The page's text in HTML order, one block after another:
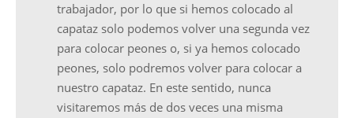
trabajador, por lo que si hemos colocado al
capataz solo podemos volver una segunda vez
para colocar peones o, si ya hemos colocado
peones, solo podremos volver para colocar a
nuestro capataz. En este sentido, nunca
visitaremos más de dos veces una misma